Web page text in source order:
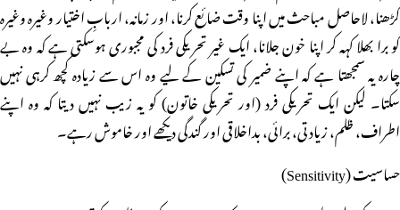
کڑھنا، لاحاصل مباحث میں اپنا وقت ضائع کرنا، اور زمانہ، اربابِ اختیار وغیرہ وغیرہ
کو برا بھلا کہہ کر اپنا خون جلانا، ایک غیر تحریکی فرد کی مجبوری ہوسکتی ہے کہ وہ بے
چارہ یہ سمجھتا ہے کہ اپنے ضمیر کی تسکین کے لیے وہ اس سے زیادہ کچھ کرہی نہیں
سکتا۔ لیکن ایک تحریکی فرد (اور تحریکی خاتون) کو یہ زیب نہیں دیتا کہ وہ اپنے
اطراف، ظلم، زیادتی، برائی، بداخلاقی اور گندگی دیکھے اور خاموش رہے۔
حساسیت (Sensitivity)